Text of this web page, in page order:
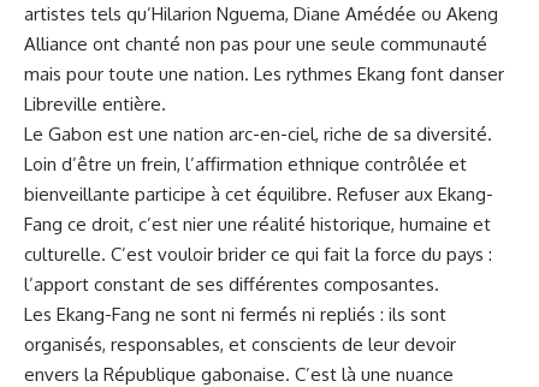
artistes tels qu’Hilarion Nguema, Diane Amédée ou Akeng
Alliance ont chanté non pas pour une seule communauté
mais pour toute une nation. Les rythmes Ekang font danser
Libreville entière.
Le Gabon est une nation arc-en-ciel, riche de sa diversité.
Loin d’être un frein, l’affirmation ethnique contrôlée et
bienveillante participe à cet équilibre. Refuser aux Ekang-
Fang ce droit, c’est nier une réalité historique, humaine et
culturelle. C’est vouloir brider ce qui fait la force du pays :
l’apport constant de ses différentes composantes.
Les Ekang-Fang ne sont ni fermés ni repliés : ils sont
organisés, responsables, et conscients de leur devoir
envers la République gabonaise. C’est là une nuance